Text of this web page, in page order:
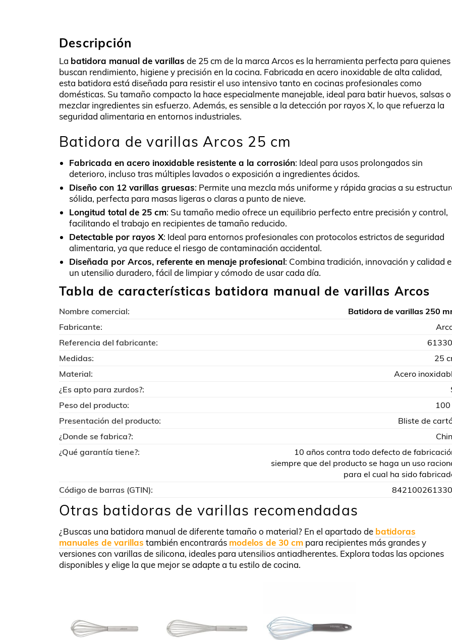
Descripción
La batidora manual de varillas de 25 cm de la marca Arcos es la herramienta perfecta para quienes
buscan rendimiento, higiene y precisión en la cocina. Fabricada en acero inoxidable de alta calidad,
esta batidora está diseñada para resistir el uso intensivo tanto en cocinas profesionales como
domésticas. Su tamaño compacto la hace especialmente manejable, ideal para batir huevos, salsas o
mezclar ingredientes sin esfuerzo. Además, es sensible a la detección por rayos X, lo que refuerza la
seguridad alimentaria en entornos industriales.
Batidora de varillas Arcos 25 cm
Fabricada en acero inoxidable resistente a la corrosión: Ideal para usos prolongados sin
deterioro, incluso tras múltiples lavados o exposición a ingredientes ácidos.
Diseño con 12 varillas gruesas: Permite una mezcla más uniforme y rápida gracias a su
sólida, perfecta para masas ligeras o claras a punto de nieve.
Longitud total de 25 cm: Su tamaño medio ofrece un equilibrio perfecto entre precisión y control,
facilitando el trabajo en recipientes de tamaño reducido.
Detectable por rayos X: Ideal para entornos profesionales con protocolos estrictos de seguridad
alimentaria, ya que reduce el riesgo de contaminación accidental.
Diseñada por Arcos, referente en menaje profesional: Combina tradición, innovación y calidad
un utensilio duradero, fácil de limpiar y cómodo de usar cada día.
Tabla de características batidora manual de varillas Arcos
Nombre comercial:
Batidora de varillas 250
Fabricante:
Referencia del fabricante:
Medidas:
25
Material:
Acero
¿Es apto para zurdos?:
Peso del producto:
Presentación del producto:
Bliste de
¿Donde se fabrica?:
¿Qué garantía tiene?:
10 años contra todo defecto de
siempre que del producto se haga un uso
para el cual ha sido
Código de barras (GTIN):
Otras batidoras de varillas recomendadas
¿Buscas una batidora manual de diferente tamaño o material? En el apartado de batidoras
manuales de varillas también encontrarás modelos de 30 cm para recipientes más grandes y
versiones con varillas de silicona, ideales para utensilios antiadherentes. Explora todas las opciones
disponibles y elige la que mejor se adapte a tu estilo de cocina.